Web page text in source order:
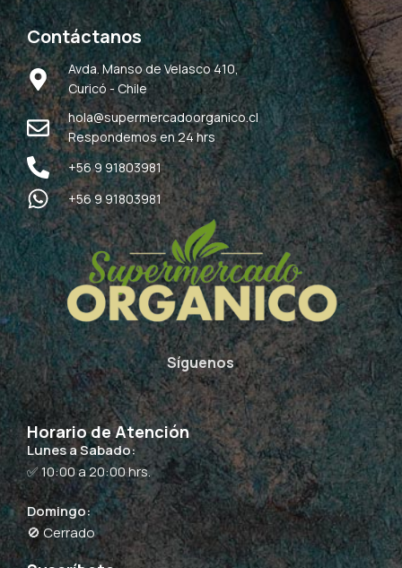
Contáctanos
Avda. Manso de Velasco 410,
Curicó - Chile
hola@supermercadoorganico.cl
Respondemos en 24 hrs
+56 9 91803981
+56 9 91803981
Síguenos
Horario de Atención
Lunes a Sabado:
✅ 10:00 a 20:00 hrs.
Domingo:
🚫 Cerrado